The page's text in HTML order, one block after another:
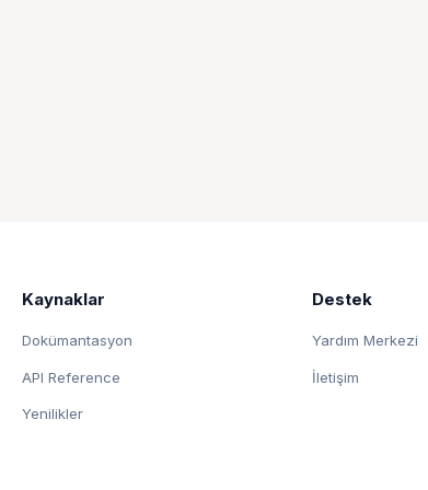
Kaynaklar
Dokümantasyon
API Reference
Yenilikler
Destek
Yardım Merkezi
İletişim